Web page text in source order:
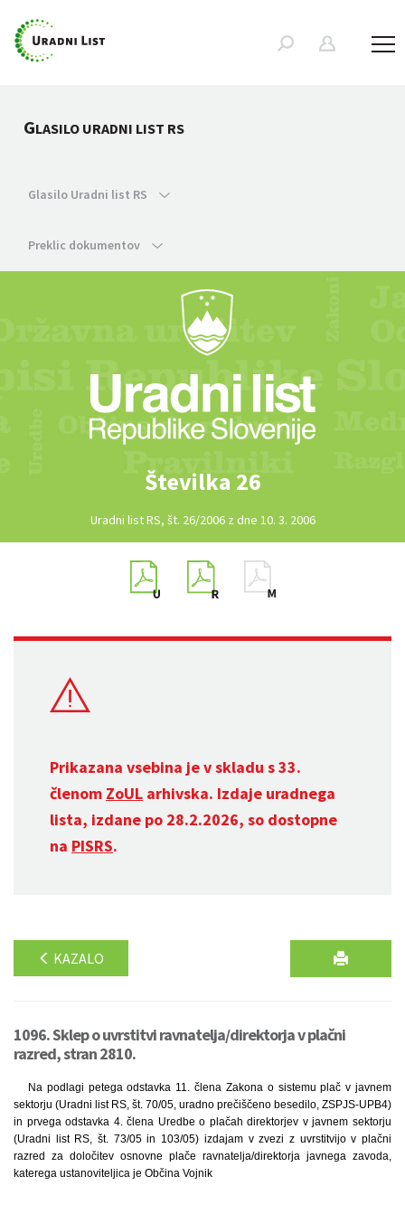
GLASILO URADNI LIST RS
Glasilo Uradni list RS
Preklic dokumentov
Številka 26
Uradni list RS, št. 26/2006 z dne 10. 3. 2006
Prikazana vsebina je v skladu s 33.
členom ZoUL arhivska. Izdaje uradnega
lista, izdane po 28.2.2026, so dostopne
na PISRS.
KAZALO
1096. Sklep o uvrstitvi ravnatelja/direktorja v plačni
razred, stran 2810.
Na podlagi petega odstavka 11. člena Zakona o sistemu plač v javnem
sektorju (Uradni list RS, št. 70/05, uradno prečiščeno besedilo, ZSPJS-UPB4)
in prvega odstavka 4. člena Uredbe o plačah direktorjev v javnem sektorju
(Uradni list RS, št. 73/05 in 103/05) izdajam v zvezi z uvrstitvijo v plačni
razred za določitev osnovne plače ravnatelja/direktorja javnega zavoda,
katerega ustanoviteljica je Občina Vojnik